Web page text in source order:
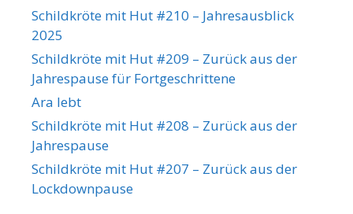
Schildkröte mit Hut #210 – Jahresausblick
2025
Schildkröte mit Hut #209 – Zurück aus der
Jahrespause für Fortgeschrittene
Ara lebt
Schildkröte mit Hut #208 – Zurück aus der
Jahrespause
Schildkröte mit Hut #207 – Zurück aus der
Lockdownpause